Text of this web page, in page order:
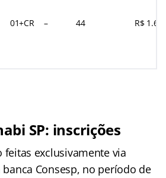
01+CR – 44 R$
SP: inscrições
feitas exclusivamente via
Consesp, no período de